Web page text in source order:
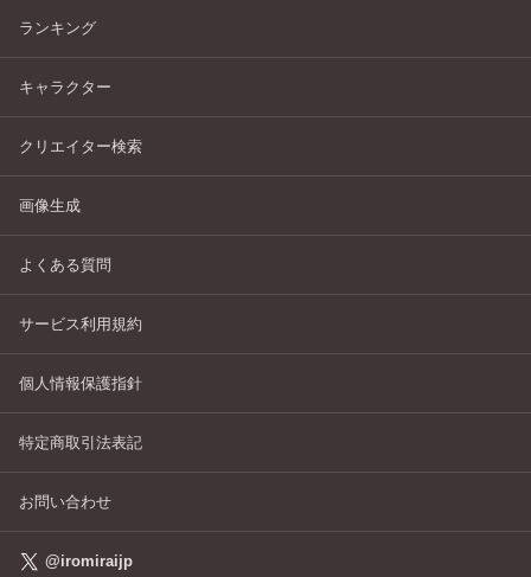
ランキング
キャラクター
クリエイター検索
画像生成
よくある質問
サービス利用規約
個人情報保護指針
特定商取引法表記
お問い合わせ
@iromiraijp